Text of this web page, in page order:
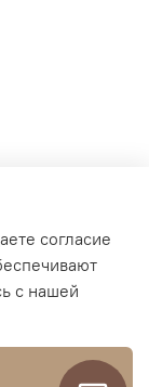
MAX))
согласие
с нашей